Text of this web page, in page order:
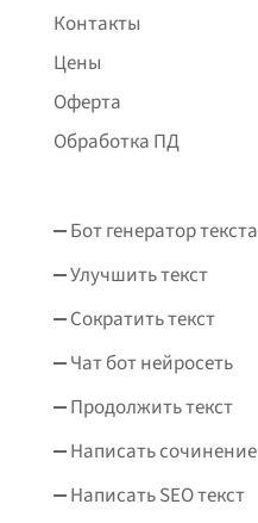
Контакты
Цены
Оферта
Обработка ПД
Бот генератор текста
Улучшить текст
Сократить текст
Чат бот нейросеть
Продолжить текст
Написать сочинение
Написать SEO текст